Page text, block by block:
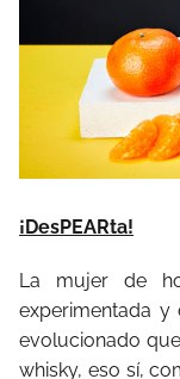
¡DesPEARta!
La mujer de
experimentada y
evolucionado
whisky, eso sí,